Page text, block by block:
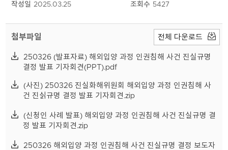
작성일 2025.03.25 조회수 5427
첨부파일
250326 (발표자료) 해외입양 과정 인권침해 사건 진실규명
결정 발표 기자회견(PPT).pdf
(사진) 250326 진실화해위원회 해외입양 과정 인권침해 사
건 진싥규명 결정 발표 기자회견.zip
(신청인 사례 발표) 해외입양 과정 인권침해 사건 진실규명 결
정 발표 기자회견.zip
250326 해외입양 과정 인권침해 사건 진실규명 결정 보도자
전체 다운로드